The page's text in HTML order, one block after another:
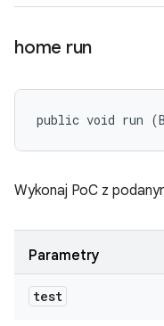
home run
public void run
Wykonaj PoC z
Parametry
test